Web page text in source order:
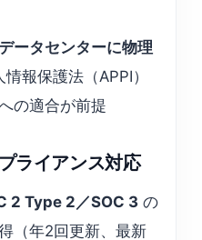
ータセンターに物理
報保護法（APPI）
の適合が前提
ライアンス対応
2 Type 2／SOC 3 の
（年2回更新、最新